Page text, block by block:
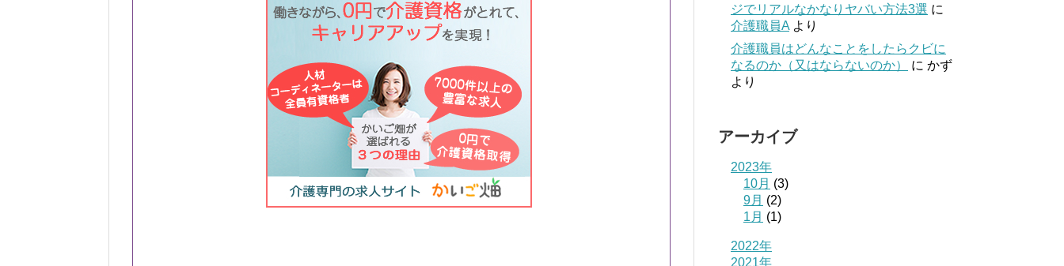
ジでリアルなかなりヤバい方法3選 に
介護職員A より
介護職員はどんなことをしたらクビに
なるのか（又はならないのか）
に かず
より
アーカイブ
2023年
10月 (3)
9月 (2)
1月 (1)
2022年
2021年